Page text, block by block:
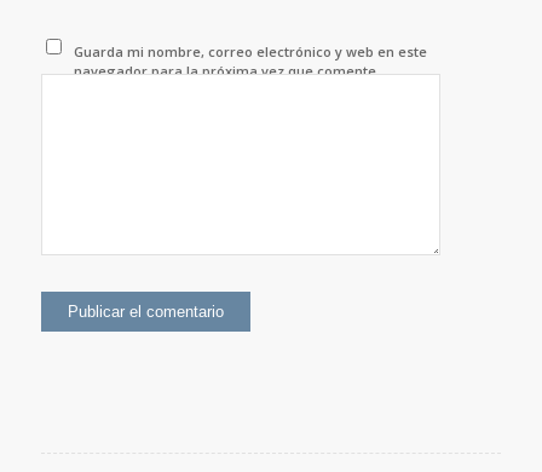
Guarda mi nombre, correo electrónico y web en este
navegador para la próxima vez que comente.